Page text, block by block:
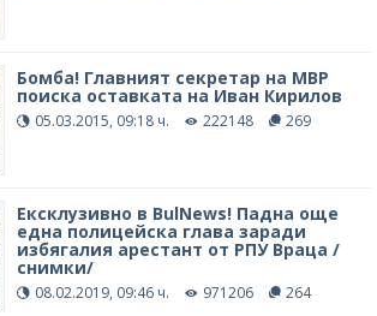
Бомба! Главният секретар на МВР
поиска оставката на Иван Кирилов
05.03.2015, 09:18 ч. 222148 269
Ексклузивно в BulNews! Падна още
една полицейска глава заради
избягалия арестант от РПУ Враца /
снимки/
08.02.2019, 09:46 ч. 971206 264